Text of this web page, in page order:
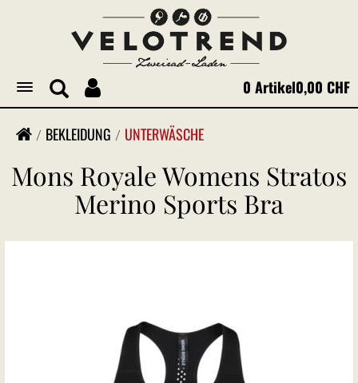
Toggle
navigation
0 Artikel0,00 CHF
BEKLEIDUNG UNTERWÄSCHE
Mons Royale Womens Stratos
Merino Sports Bra